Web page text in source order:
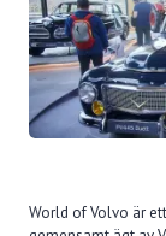
World of Volvo är